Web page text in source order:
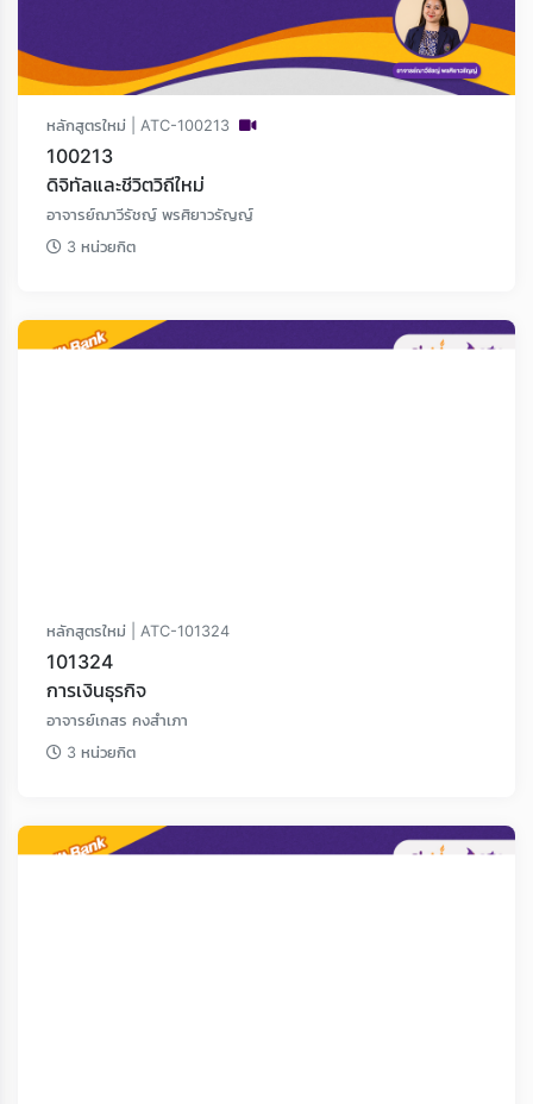
หลักสูตรใหม่ | ATC-100213
100213
ดิจิทัลและชีวิตวิถีใหม่
อาจารย์ฌาวีรัชญ์ พรศิยาวรัญญ์
3 หน่วยกิต
หลักสูตรใหม่ | ATC-101324
101324
การเงินธุรกิจ
อาจารย์เกสร คงสำเภา
3 หน่วยกิต